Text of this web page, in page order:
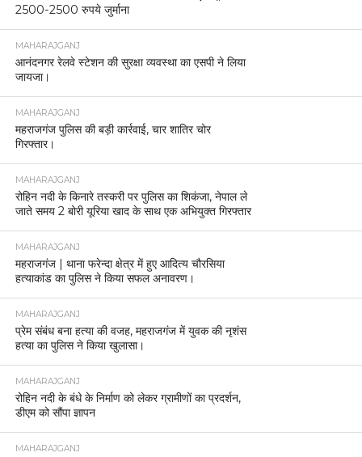
2500-2500 रुपये जुर्माना
MAHARAJGANJ
आनंदनगर रेलवे स्टेशन की सुरक्षा व्यवस्था का एसपी ने लिया
जायजा।
MAHARAJGANJ
महराजगंज पुलिस की बड़ी कार्रवाई, चार शातिर चोर
गिरफ्तार।
MAHARAJGANJ
रोहिन नदी के किनारे तस्करी पर पुलिस का शिकंजा, नेपाल ले
जाते समय 2 बोरी यूरिया खाद के साथ एक अभियुक्त गिरफ्तार
MAHARAJGANJ
महराजगंज | थाना फरेन्दा क्षेत्र में हुए आदित्य चौरसिया
हत्याकांड का पुलिस ने किया सफल अनावरण।
MAHARAJGANJ
प्रेम संबंध बना हत्या की वजह, महराजगंज में युवक की नृशंस
हत्या का पुलिस ने किया खुलासा।
MAHARAJGANJ
रोहिन नदी के बंधे के निर्माण को लेकर ग्रामीणों का प्रदर्शन,
डीएम को सौंपा ज्ञापन
MAHARAJGANJ